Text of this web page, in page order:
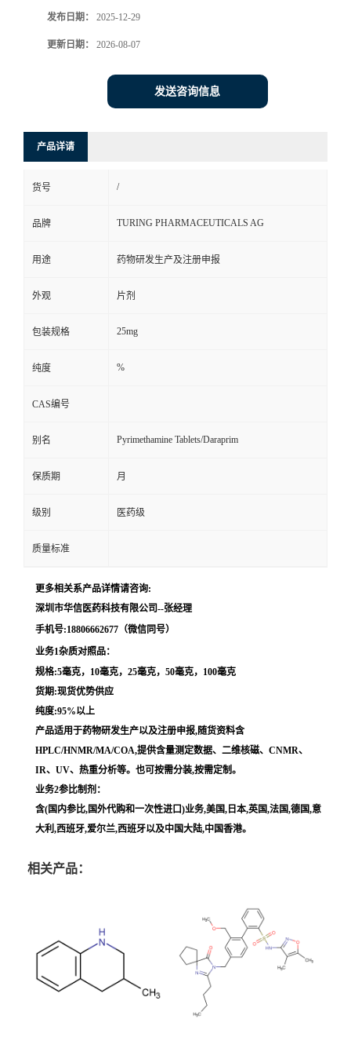
联
在
线
留
言
发布日期： 2025-12-29
更新日期： 2026-08-07
发送咨询信息
产品详请
货号 /
品牌 TURING PHARMACEUTICALS AG
用途 药物研发生产及注册申报
外观 片剂
包装规格 25mg
纯度 %
CAS编号
别名 Pyrimethamine Tablets/Daraprim
保质期 月
级别 医药级
质量标准
更多相关系产品详情请咨询:
深圳市华信医药科技有限公司--张经理
手机号:18806662677（微信同号）
业务1杂质对照品：
规格:5毫克，10毫克，25毫克，50毫克，100毫克
货期:现货优势供应
纯度:95%以上
产品适用于药物研发生产以及注册申报,随货资料含
HPLC/HNMR/MA/COA,提供含量测定数据、二维核磁、CNMR、
IR、UV、热重分析等。也可按需分装,按需定制。
业务2参比制剂：
含(国内参比,国外代购和一次性进口)业务,美国,日本,英国,法国,德国,意
大利,西班牙,爱尔兰,西班牙以及中国大陆,中国香港。
相关产品：